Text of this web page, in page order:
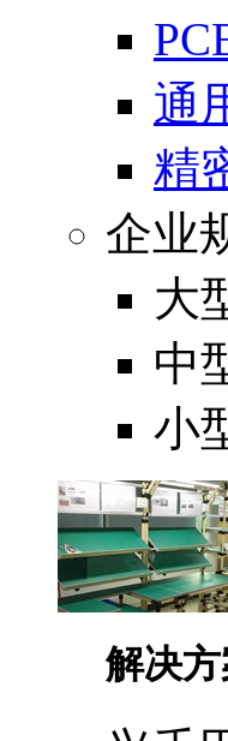
通
精
企业
大
中
小
解决